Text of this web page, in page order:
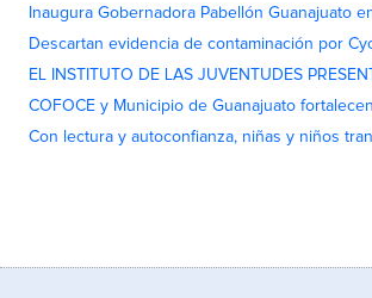
Inaugura Gobernadora Pabellón Guanajuato
Descartan evidencia de contaminación por
EL INSTITUTO DE LAS JUVENTUDES
COFOCE y Municipio de Guanajuato
Con lectura y autoconfianza, niñas y niños